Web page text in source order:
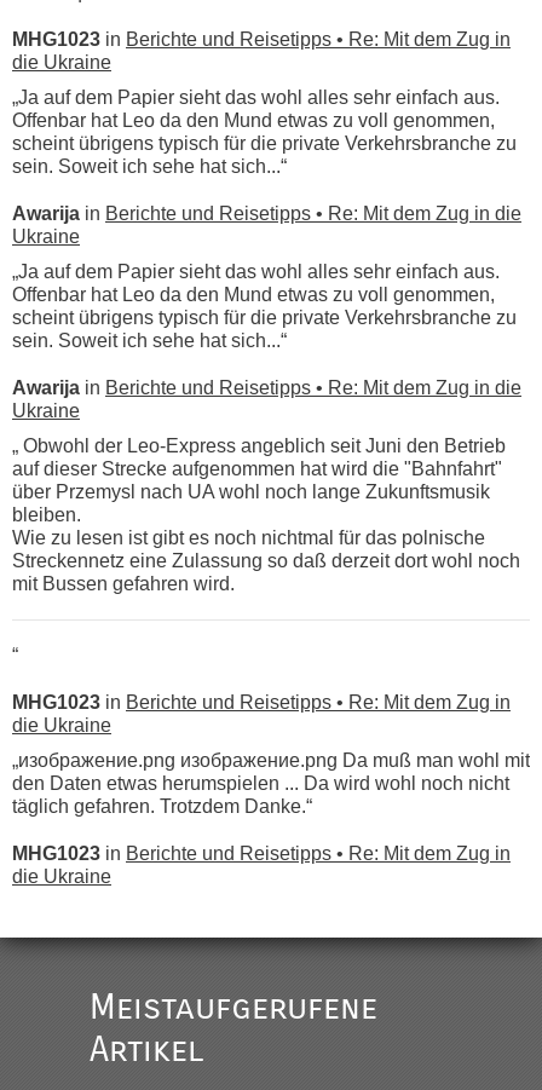
MHG1023 in Berichte und Reisetipps • Re: Mit dem Zug in
die Ukraine
„Ja auf dem Papier sieht das wohl alles sehr einfach aus.
Offenbar hat Leo da den Mund etwas zu voll genommen,
scheint übrigens typisch für die private Verkehrsbranche zu
sein. Soweit ich sehe hat sich...“
Awarija in Berichte und Reisetipps • Re: Mit dem Zug in die
Ukraine
„Ja auf dem Papier sieht das wohl alles sehr einfach aus.
Offenbar hat Leo da den Mund etwas zu voll genommen,
scheint übrigens typisch für die private Verkehrsbranche zu
sein. Soweit ich sehe hat sich...“
Awarija in Berichte und Reisetipps • Re: Mit dem Zug in die
Ukraine
„ Obwohl der Leo-Express angeblich seit Juni den Betrieb
auf dieser Strecke aufgenommen hat wird die "Bahnfahrt"
über Przemysl nach UA wohl noch lange Zukunftsmusik
bleiben.
Wie zu lesen ist gibt es noch nichtmal für das polnische
Streckennetz eine Zulassung so daß derzeit dort wohl noch
mit Bussen gefahren wird.
“
MHG1023 in Berichte und Reisetipps • Re: Mit dem Zug in
die Ukraine
„изображение.png изображение.png Da muß man wohl mit
den Daten etwas herumspielen ... Da wird wohl noch nicht
täglich gefahren. Trotzdem Danke.“
MHG1023 in Berichte und Reisetipps • Re: Mit dem Zug in
die Ukraine
Ist korrekt, aber ich finde man hätte trotzdem im Text gleich
darauf hinweisen können.
War aber nicht "böse" gemeint ...
Meistaufgerufene
Artikel